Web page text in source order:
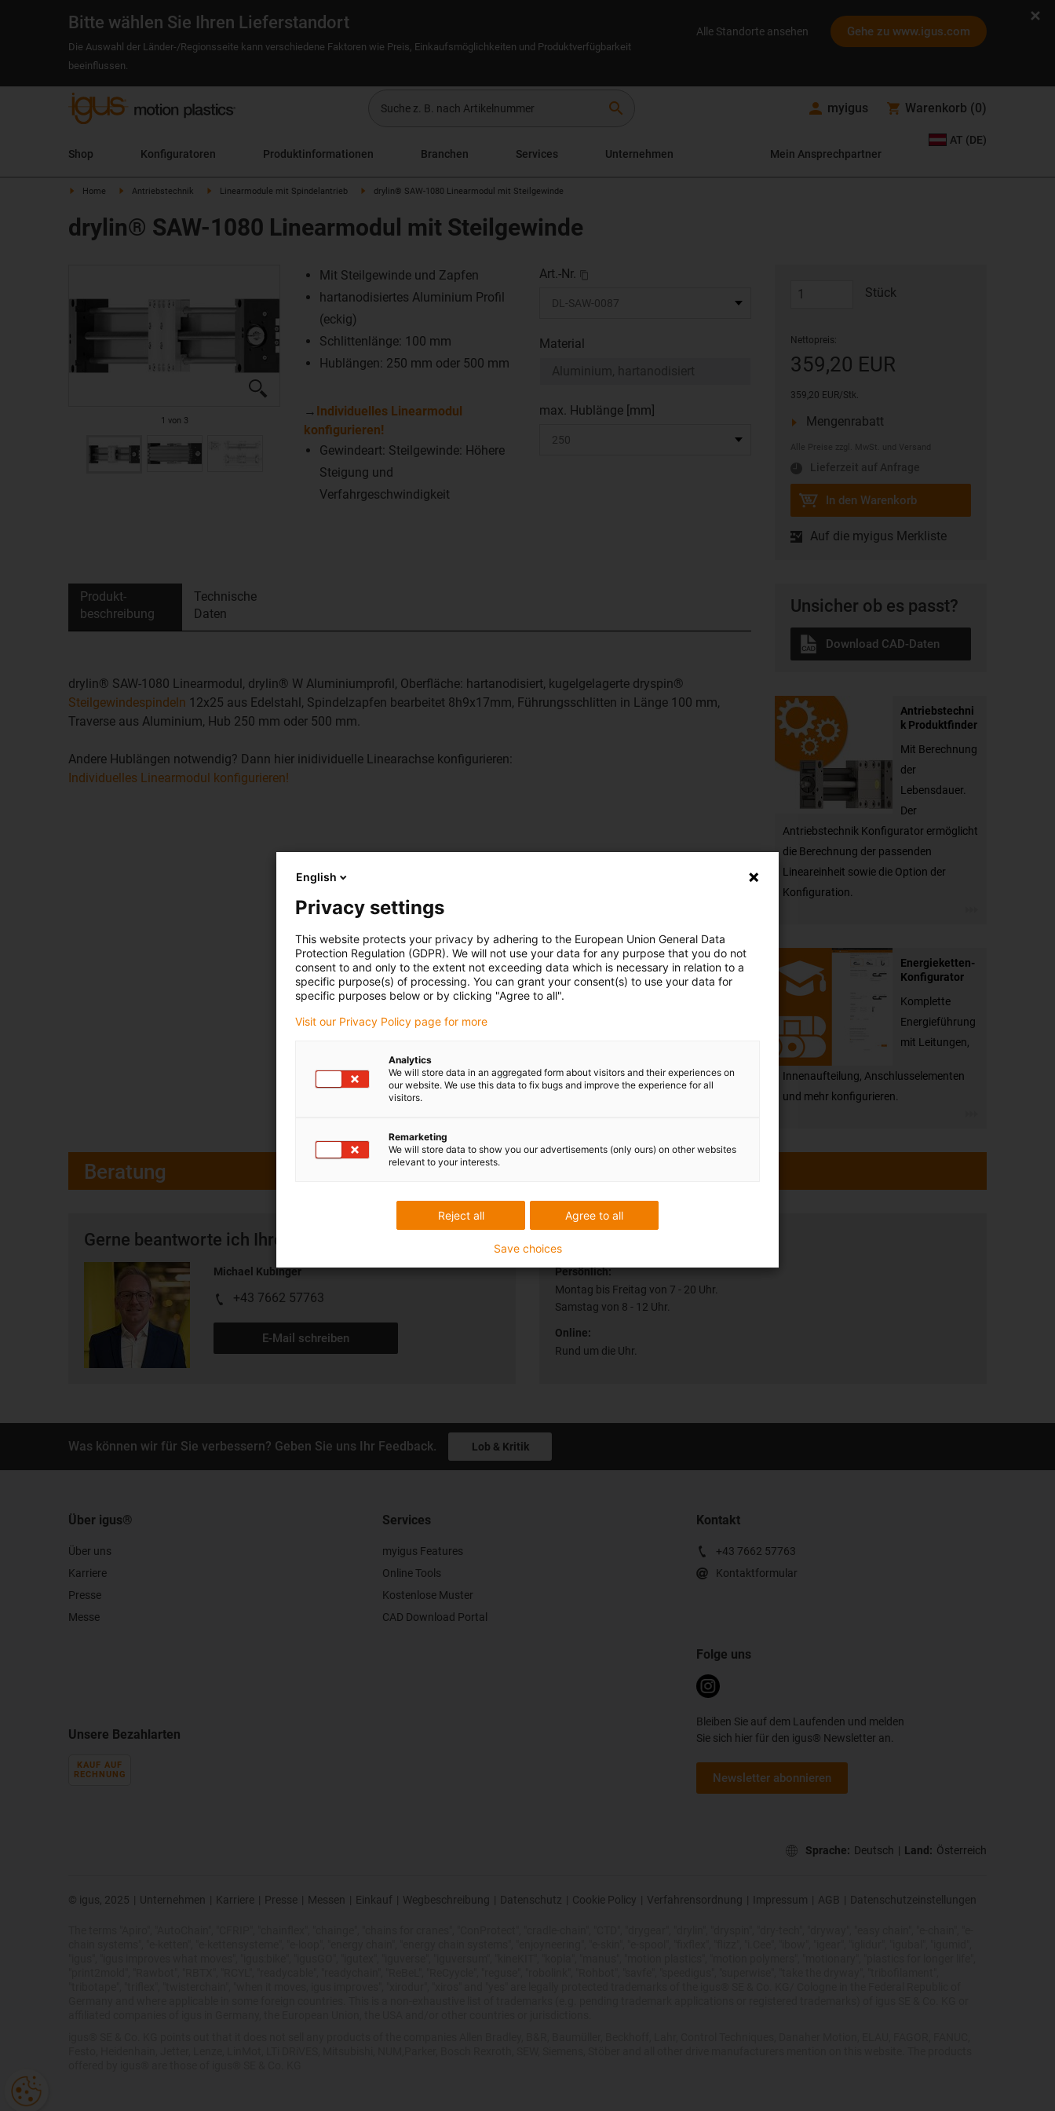
Bitte wählen Sie Ihren Lieferstandort
Die Auswahl der Länder-/Regionsseite kann verschiedene Faktoren wie Preis, Einkaufsmöglichkeiten und Produktverfügbarkeit
beeinflussen.
Alle Standorte ansehen Gehe zu www.igus.com
search myigus Warenkorb (0)
Shop Konfiguratoren Produktinformationen Branchen Services Unternehmen Mein Ansprechpartner
AT (DE)
Home Antriebstechnik Linearmodule mit Spindelantrieb drylin® SAW-1080 Linearmodul mit Steilgewinde
drylin® SAW-1080 Linearmodul mit Steilgewinde
1 von 3
Mit Steilgewinde und Zapfen
hartanodisiertes Aluminium Profil
(eckig)
Schlittenlänge: 100 mm
Hublängen: 250 mm oder 500 mm
→ Individuelles Linearmodul
konfigurieren!
Gewindeart: Steilgewinde: Höhere
Steigung und
Verfahrgeschwindigkeit
Art.-Nr.
Material
max. Hublänge [mm]
Stück
Nettopreis:
359,20 EUR
359,20 EUR/Stk.
Mengenrabatt
Alle Preise zzgl. MwSt. und Versand
Lieferzeit auf Anfrage
In den Warenkorb
Auf die myigus Merkliste
Unsicher ob es passt?
Download CAD-Daten
Antriebstechni
k Produktfinder
Mit Berechnung
der
Lebensdauer.
Der
Antriebstechnik Konfigurator ermöglicht
die Berechnung der passenden
Lineareinheit sowie die Option der
Konfiguration.
Energieketten-
Konfigurator
Komplette
Energieführung
mit Leitungen,
Innenaufteilung, Anschlusselementen
und mehr konfigurieren.
Produkt­
beschreibung
Technische
Daten
drylin® SAW-1080 Linearmodul, drylin® W Aluminiumprofil, Oberfläche: hartanodisiert, kugelgelagerte dryspin®
Steilgewindespindeln 12x25 aus Edelstahl, Spindelzapfen bearbeitet 8h9x17mm, Führungsschlitten in Länge 100 mm,
Traverse aus Aluminium, Hub 250 mm oder 500 mm.
Andere Hublängen notwendig? Dann hier inidividuelle Linearachse konfigurieren:
Individuelles Linearmodul konfigurieren!
Beratung
Gerne beantworte ich Ihre Fragen auch persönlich
Michael Kubinger
+43 7662 57763
E-Mail schreiben
Persönlich:
Montag bis Freitag von 7 - 20 Uhr.
Samstag von 8 - 12 Uhr.
Online:
Rund um die Uhr.
Was können wir für Sie verbessern? Geben Sie uns Ihr Feedback. Lob & Kritik
Über igus®
Über uns
Karriere
Presse
Messe
Services
myigus Features
Online Tools
Kostenlose Muster
CAD Download Portal
Kontakt
+43 7662 57763
Kontaktformular
Unsere Bezahlarten
KAUF AUF
RECHNUNG
Folge uns
Bleiben Sie auf dem Laufenden und melden
Sie sich hier für den igus® Newsletter an.
Newsletter abonnieren
Sprache: Deutsch | Land: Österreich
© igus, 2025 | Unternehmen | Karriere | Presse | Messen | Einkauf | Wegbeschreibung | Datenschutz | Cookie Policy | Verfahrensordnung | Impressum | AGB | Datenschutzeinstellungen
English
Privacy settings
This website protects your privacy by adhering to the European Union General Data
Protection Regulation (GDPR). We will not use your data for any purpose that you do not
consent to and only to the extent not exceeding data which is necessary in relation to a
specific purpose(s) of processing. You can grant your consent(s) to use your data for
specific purposes below or by clicking "Agree to all".
Visit our Privacy Policy page for more
Analytics
We will store data in an aggregated form about visitors and their experiences on
our website. We use this data to fix bugs and improve the experience for all
visitors.
Remarketing
We will store data to show you our advertisements (only ours) on other websites
relevant to your interests.
Agree to all
Reject all
Save choices